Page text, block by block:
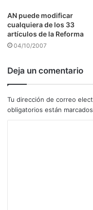
AN puede modificar
cualquiera de los 33
artículos de la Reforma
04/10/2007
Deja un comentario
Tu dirección de correo
obligatorios están